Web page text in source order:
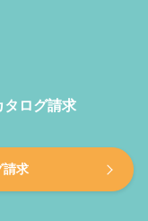
タログ請求
請求